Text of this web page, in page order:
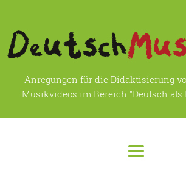
Anregungen für die Didaktisierung
Musikvideos im Bereich "Deutsch als